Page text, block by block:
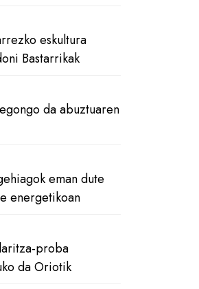
eskultura
Bastarrikak
da abuztuaren
eman dute
energetikoan
proba
da Oriotik